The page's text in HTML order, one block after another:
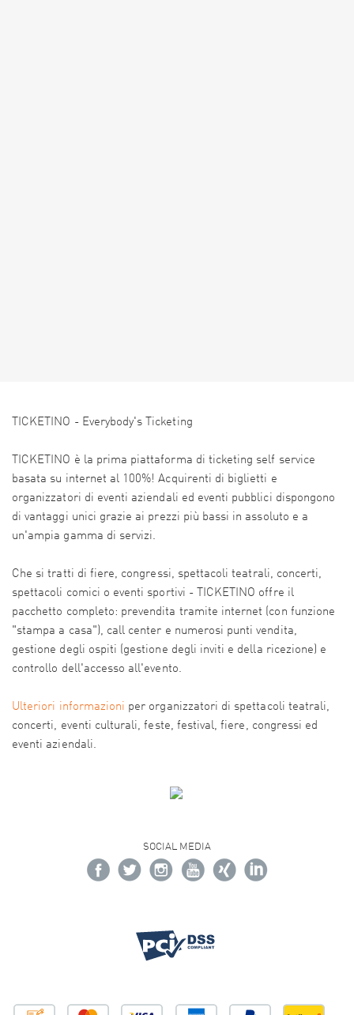
TICKETINO - Everybody's Ticketing
TICKETINO è la prima piattaforma di ticketing self service
basata su internet al 100%! Acquirenti di biglietti e
organizzatori di eventi aziendali ed eventi pubblici dispongono
di vantaggi unici grazie ai prezzi più bassi in assoluto e a
un'ampia gamma di servizi.
Che si tratti di fiere, congressi, spettacoli teatrali, concerti,
spettacoli comici o eventi sportivi - TICKETINO offre il
pacchetto completo: prevendita tramite internet (con funzione
"stampa a casa"), call center e numerosi punti vendita,
gestione degli ospiti (gestione degli inviti e della ricezione) e
controllo dell'accesso all'evento.
Ulteriori informazioni per organizzatori di spettacoli teatrali,
concerti, eventi culturali, feste, festival, fiere, congressi ed
eventi aziendali.
SOCIAL MEDIA